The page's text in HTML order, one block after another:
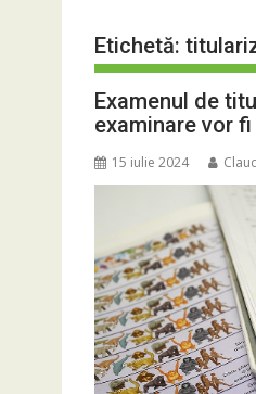
Etichetă:
Examenul de
examinare vor
15 iulie 2024